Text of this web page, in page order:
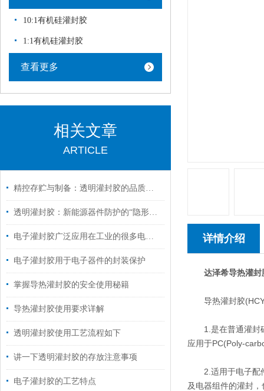
10:1有机硅灌封胶
1:1有机硅灌封胶
查看更多
相关文章
ARTICLE
精控存贮与制备：透明灌封胶的品质保障之道
透明灌封胶：新能源器件防护的“隐形铠甲”
电子灌封胶广泛应用在工业的很多电子器件
电子灌封胶用于电子器件的封装保护
掌握导热灌封胶的安全使用秘籍
导热灌封胶使用要求详解
透明灌封胶使用工艺流程如下
讲一下透明灌封胶的存放注意事项
电子灌封胶的工艺特点
详情介绍
达泽希导热灌封
导热灌封胶(HCY)
1.是在普通灌封硅
应用于PC(Poly-
2.适用于电子配件
及电器组件的灌封